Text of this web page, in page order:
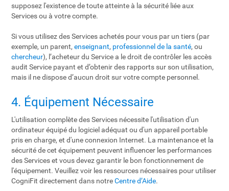
supposez l'existence de toute atteinte à la sécurité liée aux
Services ou à votre compte.
Si vous utilisez des Services achetés pour vous par un tiers (par
exemple, un parent,enseignant, professionnel de la santé, ou
chercheur), l’acheteur du Service a le droit de contrôler les accès
audit Service payant et d’obtenir des rapports sur son utilisation,
mais il ne dispose d’aucun droit sur votre compte personnel.
4. Équipement Nécessaire
L'utilisation complète des Services nécessite l'utilisation d'un
ordinateur équipé du logiciel adéquat ou d'un appareil portable
pris en charge, et d'une connexion Internet. La maintenance et la
sécurité de cet équipement peuvent influencer les performances
des Services et vous devez garantir le bon fonctionnement de
l'équipement. Veuillez voir les ressources nécessaires pour utiliser
CogniFit directement dans notreCentre d’Aide.